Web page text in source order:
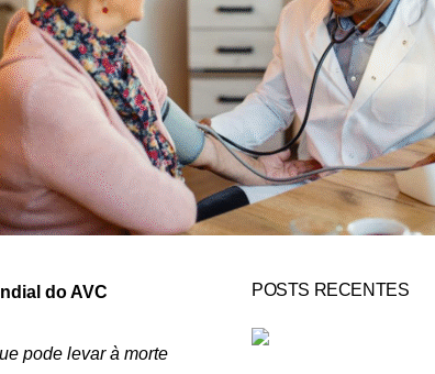
do AVC
pode levar à morte
POSTS RECENTES